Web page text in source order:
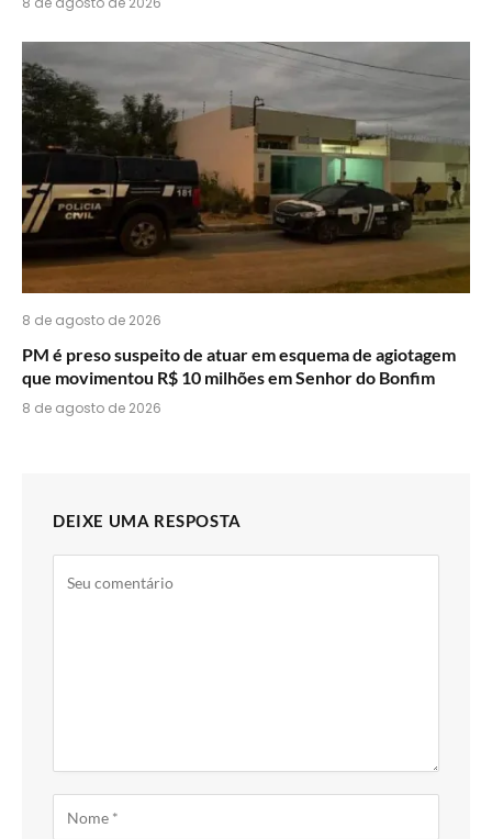
8 de agosto de 2026
PM é preso suspeito de atuar em esquema de agiotagem
que movimentou R$ 10 milhões em Senhor do Bonfim
8 de agosto de 2026
DEIXE UMA RESPOSTA